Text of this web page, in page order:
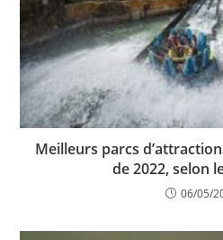
Meilleurs parcs
de 2022, selon
06/05/